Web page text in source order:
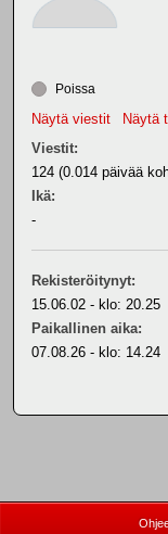
Poissa
Näytä viestit
Näytä
Viestit:
124 (0.014 päivää
Ikä:
-
Rekisteröitynyt:
15.06.02 - klo: 20.25
Paikallinen aika:
07.08.26 - klo: 14.24